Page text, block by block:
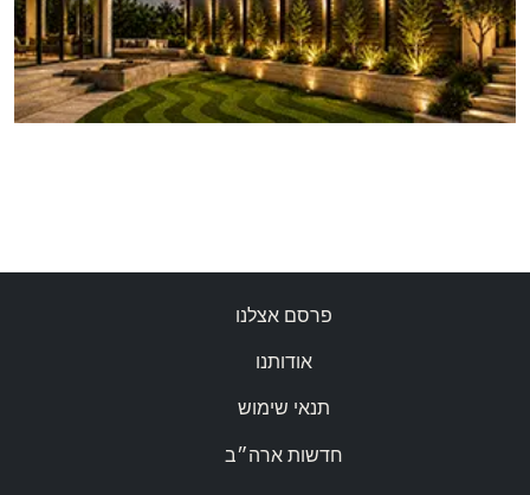
פרסם אצלנו
אודותנו
תנאי שימוש
חדשות ארה״ב